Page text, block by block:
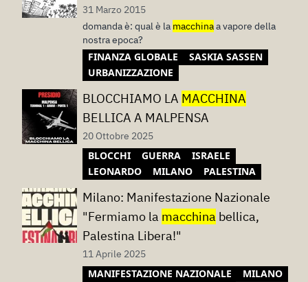
31 Marzo 2015
domanda è: qual è la macchinaa vapore della
nostra epoca?
FINANZA GLOBALE
SASKIA SASSEN
URBANIZZAZIONE
BLOCCHIAMO LA MACCHINA
BELLICA A MALPENSA
20 Ottobre 2025
BLOCCHI GUERRA
ISRAELE
LEONARDO
MILANO PALESTINA
Milano: Manifestazione Nazionale
"Fermiamo la macchina bellica,
Palestina Libera!"
11 Aprile 2025
MANIFESTAZIONE NAZIONALE
MILANO